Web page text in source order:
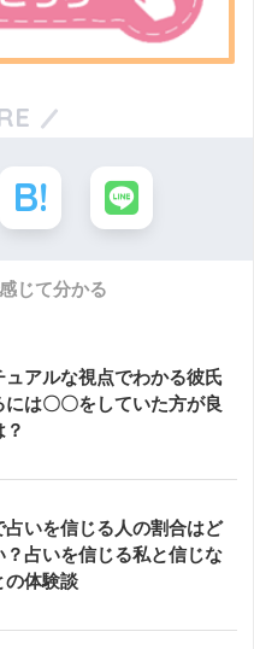
じて分かる
ュアルな視点でわかる彼氏
には〇〇をしていた方が良
？
占いを信じる人の割合はど
？占いを信じる私と信じな
の体験談